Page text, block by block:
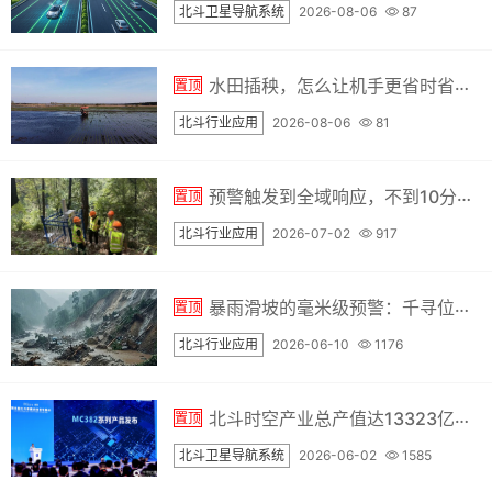
北斗卫星导航系统 2026-08-06 87
置顶 水田插秧，怎么让机手更省时省心？千耘QYX农机自动驾驶做到了
北斗行业应用 2026-08-06 81
置顶 预警触发到全域响应，不到10分钟 | 龙岩这处通车20年的高危边坡，装上了"北斗神经系统"
北斗行业应用 2026-07-02 917
置顶 暴雨滑坡的毫米级预警：千寻位置如何守护地灾安全防线
北斗行业应用 2026-06-10 1176
置顶 北斗时空产业总产值达13323亿元，千寻位置月调用次数突破1.2万亿次
北斗卫星导航系统 2026-06-02 1585